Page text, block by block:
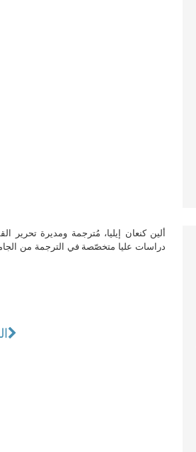
ألين كنعان إيليا، مُترجمة ومديرة
دراسات عليا متخصّصة في الترجمة من الجامعة